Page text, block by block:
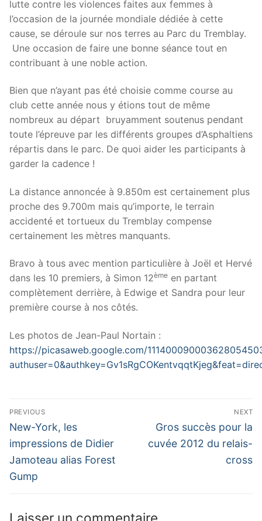
lutte contre les violences faites aux femmes à
l’occasion de la journée mondiale dédiée à cette
cause, se déroule sur nos terres au Parc du Tremblay.
Une occasion de faire une bonne séance tout en
contribuant à une noble action.
Bien que n’ayant pas été choisie comme course au
club cette année nous y étions tout de même
nombreux au départ bruyamment soutenus pendant
toute l’épreuve par les différents groupes d’Asphaltiens
répartis dans le parc. De quoi aider les participants à
garder la cadence !
La distance annoncée à 9.850m est certainement plus
proche des 9.700m mais qu’importe, le terrain
accidenté et tortueux du Tremblay compense
certainement les mètres manquants.
Bravo à tous avec mention particulière à Joël et Hervé
dans les 10 premiers, à Simon 12ème en partant
complètement derrière, à Edwige et Sandra pour leur
première course à nos côtés.
Les photos de Jean-Paul Nortain :
https://picasaweb.google.com/
Navigation
de
l’article
PREVIOUS
Previous
post:
New-York, les
impressions de Didier
Jamoteau alias Forest
Gump
NEXT
Next
post:
Gros succès pour la
cuvée 2012 du relais-
cross
Laisser un commentaire